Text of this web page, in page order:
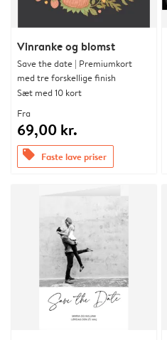
Vinranke og blomst
Save the date | Premiumkort
med tre forskellige finish
Sæt med 10 kort
Fra
69,00 kr.
offers Faste lave priser